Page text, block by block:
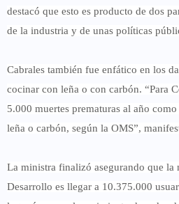
destacó que esto es producto de dos
de la industria y de unas políticas
Cabrales también fue enfático en los
cocinar con leña o con carbón. “Para
5.000 muertes prematuras al año
leña o carbón, según la OMS”,
La ministra finalizó asegurando que la
Desarrollo es llegar a 10.375.000